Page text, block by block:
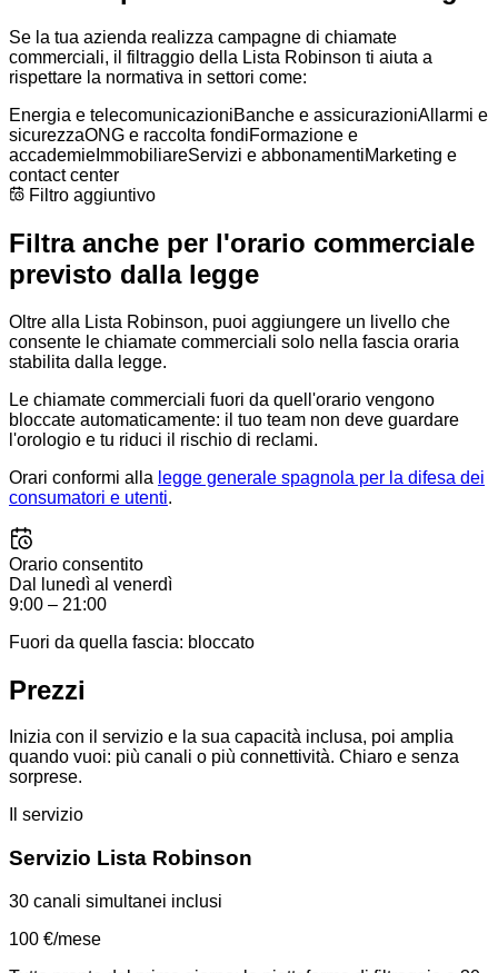
Se la tua azienda realizza campagne di chiamate
commerciali, il filtraggio della Lista Robinson ti aiuta a
rispettare la normativa in settori come:
Energia e telecomunicazioniBanche e assicurazioniAllarmi e
sicurezzaONG e raccolta fondiFormazione e
accademie ImmobiliareServizi e abbonamentiMarketing e
contact center
Filtro aggiuntivo
Filtra anche per l'orario commerciale
previsto dalla legge
Oltre alla Lista Robinson, puoi aggiungere un livello che
consente le chiamate commerciali solo nella fascia oraria
stabilita dalla legge.
Le chiamate commerciali fuori da quell'orario vengono
bloccate automaticamente: il tuo team non deve guardare
l'orologio e tu riduci il rischio di reclami.
Orari conformi alla legge generale spagnola per la difesa dei
consumatori e utenti.
Orario consentito
Dal lunedì al venerdì
9:00 – 21:00
Fuori da quella fascia: bloccato
Prezzi
Inizia con il servizio e la sua capacità inclusa, poi amplia
quando vuoi: più canali o più connettività. Chiaro e senza
sorprese.
Il servizio
Servizio Lista Robinson
30 canali simultanei inclusi
100 €/mese